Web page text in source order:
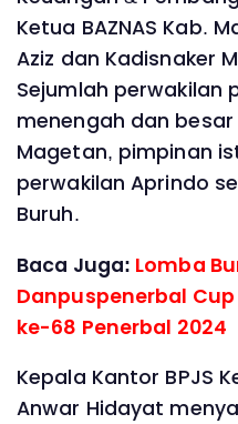
Ketua BAZNAS Kab.
Aziz dan Kadisnaker
Sejumlah perwakilan
menengah dan
Magetan, pimpinan
perwakilan Aprindo
Buruh.
Baca Juga: Lomba
Danpuspenerbal Cup
ke-68 Penerbal 2024
Kepala Kantor BPJS
Anwar Hidayat